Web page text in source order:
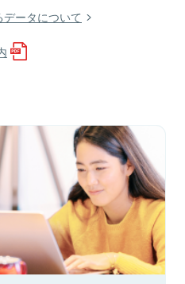
ータについて